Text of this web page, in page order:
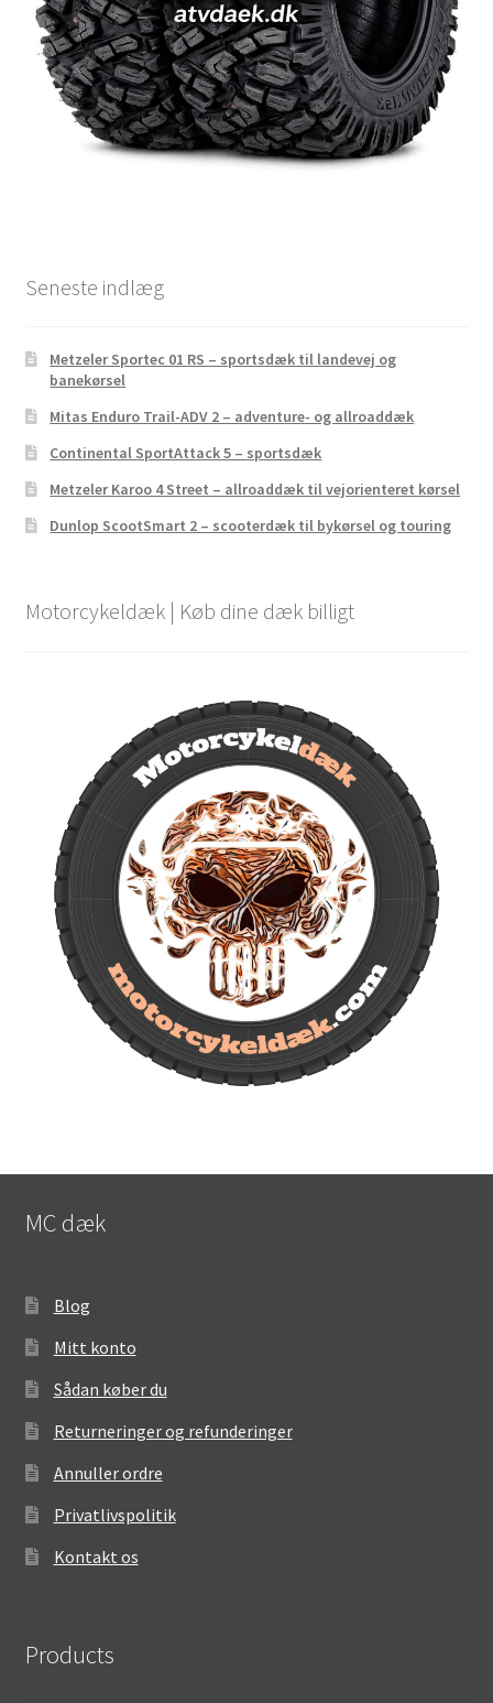
Seneste indlæg
Metzeler Sportec 01 RS – sportsdæk til landevej og
banekørsel
Mitas Enduro Trail-ADV 2 – adventure- og allroaddæk
Continental SportAttack 5 – sportsdæk
Metzeler Karoo 4 Street – allroaddæk til vejorienteret kørsel
Dunlop ScootSmart 2 – scooterdæk til bykørsel og touring
Motorcykeldæk | Køb dine dæk billigt
MC dæk
Blog
Mitt konto
Sådan køber du
Returneringer og refunderinger
Annuller ordre
Privatlivspolitik
Kontakt os
Products